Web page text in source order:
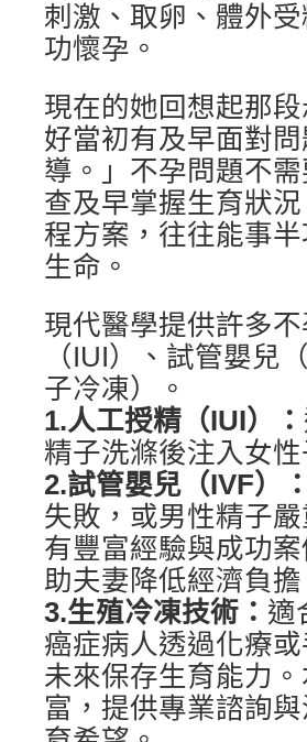
刺激、取卵、體外
功懷孕。
現在的她回想起那
好當初有及早面對
導。」不孕問題不
查及早掌握生育狀
程方案，往往能事
生命。
現代醫學提供許多
（IUI）、試管嬰兒
子冷凍）。
1.人工授精（IUI）：
精子洗滌後注入女
2.試管嬰兒（IVF）：
失敗，或男性精子
有豐富經驗與成功
助夫妻降低經濟負擔
3.生殖冷凍技術： 適
癌症病人透過化療
未來保存生育能力
富，提供專業諮詢